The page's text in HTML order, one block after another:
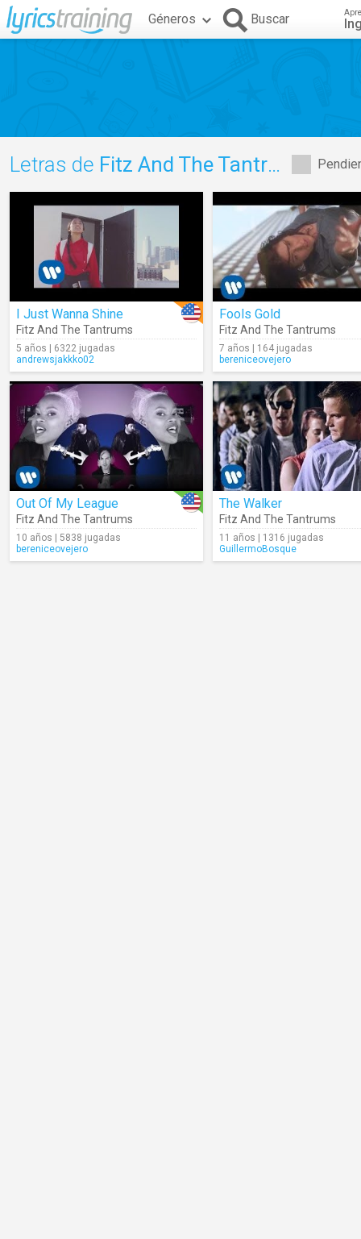
Géneros Buscar
Letras de Fitz And The Tantrums
I Just Wanna Shine
Fitz And The Tantrums
5 años | 6322 jugadas
andrewsjakkko02
Fools Gold
Fitz And The Tantrums
7 años | 164 jugadas
bereniceovejero
Out Of My League
Fitz And The Tantrums
10 años | 5838 jugadas
bereniceovejero
The Walker
Fitz And The Tantrums
11 años | 1316 jugadas
GuillermoBosque